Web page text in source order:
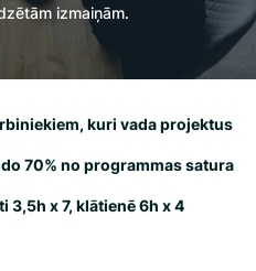
izmaiņām.
kuri vada projektus
70% no programmas satura
x 7, klātienē 6h x 4